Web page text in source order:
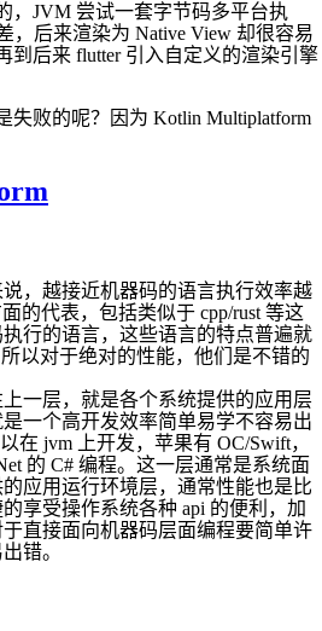
，JVM 尝试一套字节码多平台执
，后来渲染为 Native View 却很容易
到后来 flutter 引入自定义的渲染引擎
失败的呢？因为 Kotlin Multiplatform
，越接近机器码的语言执行效率越
的代表，包括类似于 cpp/rust 等这
行的语言，这些语言的特点普遍就
以对于绝对的性能，他们是不错的
一层，就是各个系统提供的应用层
一个高开发效率简单易学不容易出
在 jvm 上开发，苹果有 OC/Swift，
的 C# 编程。这一层通常是系统面
应用运行环境层，通常性能也是比
享受操作系统各种 api 的便利，加
直接面向机器码层面编程要简单许
错。